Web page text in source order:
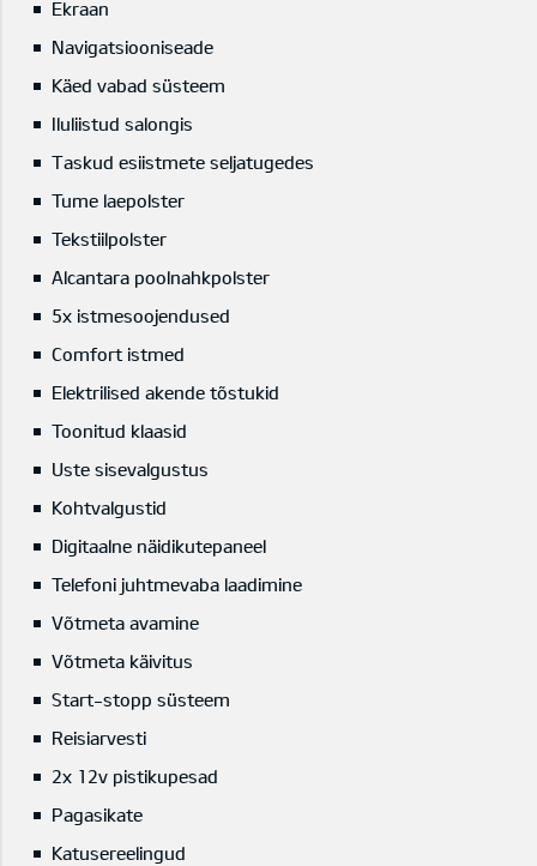
Ekraan
Navigatsiooniseade
Käed vabad süsteem
Iluliistud salongis
Taskud esiistmete seljatugedes
Tume laepolster
Tekstiilpolster
Alcantara poolnahkpolster
5x istmesoojendused
Comfort istmed
Elektrilised akende tõstukid
Toonitud klaasid
Uste sisevalgustus
Kohtvalgustid
Digitaalne näidikutepaneel
Telefoni juhtmevaba laadimine
Võtmeta avamine
Võtmeta käivitus
Start-stopp süsteem
Reisiarvesti
2x 12v pistikupesad
Pagasikate
Katusereelingud